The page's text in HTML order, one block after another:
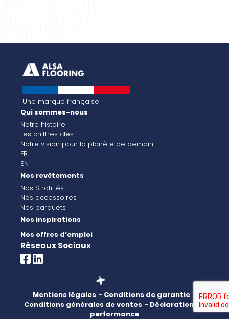
Une marque française
Qui sommes-nous
Notre histoire
Les chiffres clés
Notre vision pour la planète de demain !
FR
EN
Nos revêtements
Nos Stratifiés
Nos accessoires
Nos parquets
Nos inspirations
Nos offres d’emploi
Réseaux Sociaux
Mentions légales - Conditions de garantie -
Conditions générales de ventes - Déclaration de
performance